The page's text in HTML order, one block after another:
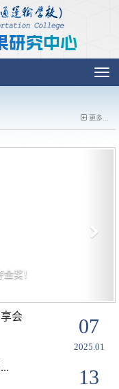
研究中心
切
换
导
更多...
奖！
会 07
2025.01
13